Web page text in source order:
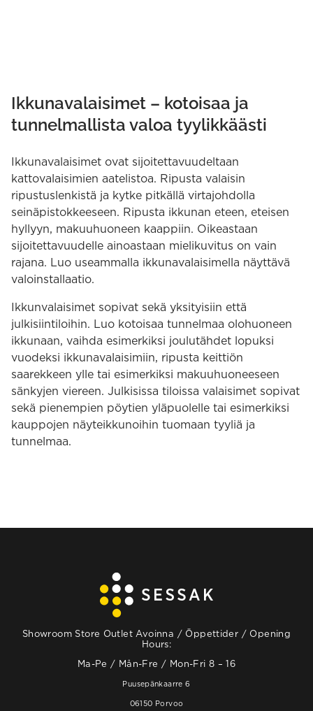
Ikkunavalaisimet – kotoisaa ja
tunnelmallista valoa tyylikkäästi
Ikkunavalaisimet ovat sijoitettavuudeltaan
kattovalaisimien aatelistoa. Ripusta valaisin
ripustuslenkistä ja kytke pitkällä virtajohdolla
seinäpistokkeeseen. Ripusta ikkunan eteen, eteisen
hyllyyn, makuuhuoneen kaappiin. Oikeastaan
sijoitettavuudelle ainoastaan mielikuvitus on vain
rajana. Luo useammalla ikkunavalaisimella näyttävä
valoinstallaatio.
Ikkunvalaisimet sopivat sekä yksityisiin että
julkisiintiloihin. Luo kotoisaa tunnelmaa olohuoneen
ikkunaan, vaihda esimerkiksi joulutähdet lopuksi
vuodeksi ikkunavalaisimiin, ripusta keittiön
saarekkeen ylle tai esimerkiksi makuuhuoneeseen
sänkyjen viereen. Julkisissa tiloissa valaisimet sopivat
sekä pienempien pöytien yläpuolelle tai esimerkiksi
kauppojen näyteikkunoihin tuomaan tyyliä ja
tunnelmaa.
Showroom Store Outlet Avoinna / Öppettider / Opening
Hours:
Ma-Pe / Mån-Fre / Mon-Fri 8 – 16
Puusepänkaarre 6
06150 Porvoo